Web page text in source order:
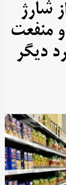
شارژ
و منفعت
دیگر